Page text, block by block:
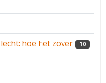
hoe het zover
10